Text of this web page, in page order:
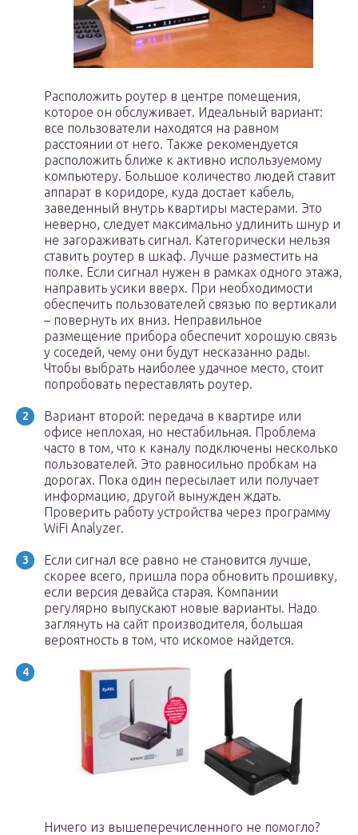
Расположить роутер в центре помещения,
которое он обслуживает. Идеальный вариант:
все пользователи находятся на равном
расстоянии от него. Также рекомендуется
расположить ближе к активно используемому
компьютеру. Большое количество людей ставит
аппарат в коридоре, куда достает кабель,
заведенный внутрь квартиры мастерами. Это
неверно, следует максимально удлинить шнур и
не загораживать сигнал. Категорически нельзя
ставить роутер в шкаф. Лучше разместить на
полке. Если сигнал нужен в рамках одного этажа,
направить усики вверх. При необходимости
обеспечить пользователей связью по вертикали
– повернуть их вниз. Неправильное
размещение прибора обеспечит хорошую связь
у соседей, чему они будут несказанно рады.
Чтобы выбрать наиболее удачное место, стоит
попробовать переставлять роутер.
Вариант второй: передача в квартире или
офисе неплохая, но нестабильная. Проблема
часто в том, что к каналу подключены несколько
пользователей. Это равносильно пробкам на
дорогах. Пока один пересылает или получает
информацию, другой вынужден ждать.
Проверить работу устройства через программу
WiFi Analyzer.
Если сигнал все равно не становится лучше,
скорее всего, пришла пора обновить прошивку,
если версия девайса старая. Компании
регулярно выпускают новые варианты. Надо
заглянуть на сайт производителя, большая
вероятность в том, что искомое найдется.
Ничего из вышеперечисленного не помогло?